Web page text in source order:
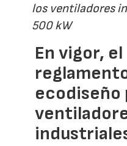
los ventiladores
500 kW
En vigor,
ecodiseño